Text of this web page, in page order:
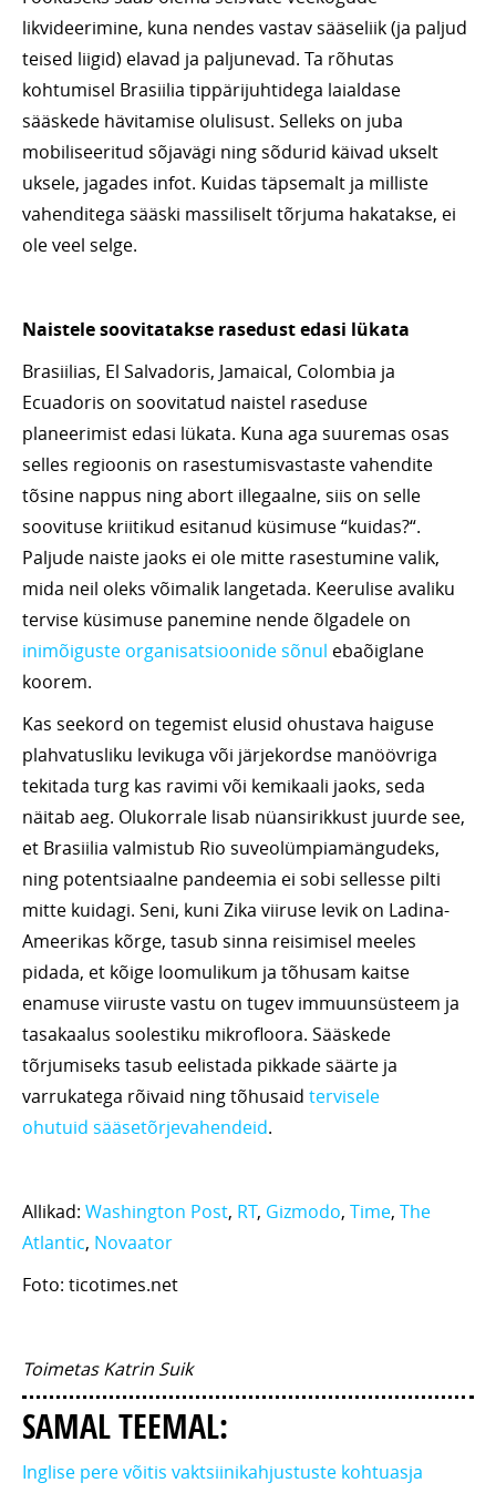
likvideerimine, kuna nendes vastav sääseliik (ja paljud
teised liigid) elavad ja paljunevad. Ta rõhutas
kohtumisel Brasiilia tippärijuhtidega laialdase
sääskede hävitamise olulisust. Selleks on juba
mobiliseeritud sõjavägi ning sõdurid käivad ukselt
uksele, jagades infot. Kuidas täpsemalt ja milliste
vahenditega sääski massiliselt tõrjuma hakatakse, ei
ole veel selge.
Naistele soovitatakse rasedust edasi lükata
Brasiilias, El Salvadoris, Jamaical, Colombia ja
Ecuadoris on soovitatud naistel raseduse
planeerimist edasi lükata. Kuna aga suuremas osas
selles regioonis on rasestumisvastaste vahendite
tõsine nappus ning abort illegaalne, siis on selle
soovituse kriitikud esitanud küsimuse “kuidas?“.
Paljude naiste jaoks ei ole mitte rasestumine valik,
mida neil oleks võimalik langetada. Keerulise avaliku
tervise küsimuse panemine nende õlgadele on
inimõiguste organisatsioonide sõnul ebaõiglane
koorem.
Kas seekord on tegemist elusid ohustava haiguse
plahvatusliku levikuga või järjekordse manöövriga
tekitada turg kas ravimi või kemikaali jaoks, seda
näitab aeg. Olukorrale lisab nüansirikkust juurde see,
et Brasiilia valmistub Rio suveolümpiamängudeks,
ning potentsiaalne pandeemia ei sobi sellesse pilti
mitte kuidagi. Seni, kuni Zika viiruse levik on Ladina-
Ameerikas kõrge, tasub sinna reisimisel meeles
pidada, et kõige loomulikum ja tõhusam kaitse
enamuse viiruste vastu on tugev immuunsüsteem ja
tasakaalus soolestiku mikrofloora. Sääskede
tõrjumiseks tasub eelistada pikkade säärte ja
varrukatega rõivaid ning tõhusaid tervisele
ohutuid sääsetõrjevahendeid.
Allikad: Washington Post, RT, Gizmodo, Time, The
Atlantic, Novaator
Foto: ticotimes.net
Toimetas Katrin Suik
SAMAL TEEMAL:
Inglise pere võitis vaktsiinikahjustuste kohtuasja